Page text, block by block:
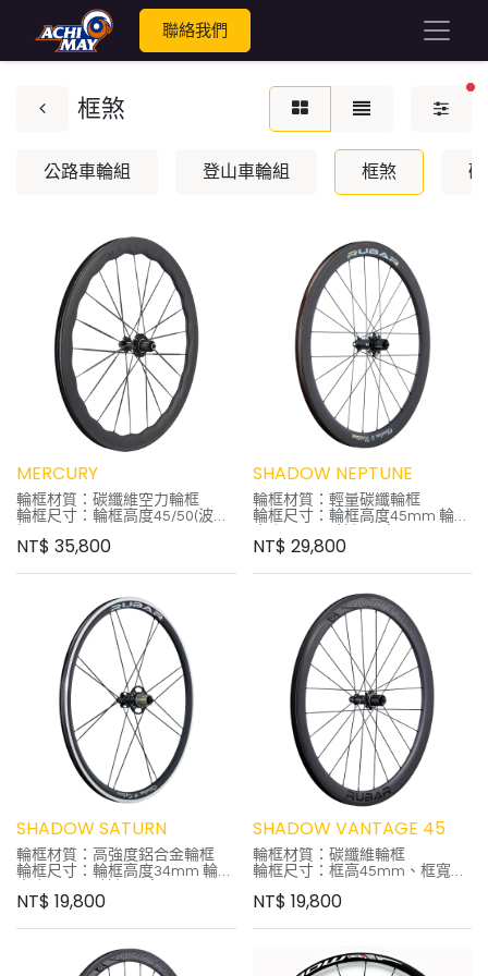
聯絡我們
框煞 篩
公路車輪組 登山車輪組 框煞
MERCURY
輪框材質：碳纖維空力輪框
輪框尺寸：輪框高度45/50(波浪
輪框寬度 28mm 輪框內寬
Tubeless 外胎
建議胎壓：100~110psi
花鼓軸心：QR快拆
花鼓鋼絲：5.2mm碳幅條
花鼓培林：陶瓷培林
棘輪系統：SHIMANO 11s/12s
輪組重量：1430g(不含襯帶)
框體保固1年
附專用煞車皮
NT$ 35,800
SHADOW NEPTUNE
輪框材質：輕量碳纖輪框
輪框尺寸：輪框高度45mm 輪框
外胎款式：Clincher外胎與
內襯帶：23mm TL膠帶
花鼓本體：RUBAR CNC 5代鋁
合金花鼓
花鼓軸心：QR快拆
花鼓培林：日本EZO培林
棘輪系統：SHIMANO 9/10/11
輪組重量：1430g(不含襯帶)
框體保固1年
NT$ 29,800
SHADOW SATURN
輪框材質：高強度鋁合金輪框
輪框尺寸：輪框高度34mm 輪框
外胎款式：Clincher外胎
內襯帶：21mm TL膠帶
花鼓本體：前16 後16，加大花
NT$ 19,800
SHADOW VANTAGE 45
輪框材質：碳纖維輪框
輪框尺寸：框高45mm、框寬
外胎款式：Clincher 或
棘輪系統：Shimano 10/11
輪組重量：1550g
NT$ 19,800